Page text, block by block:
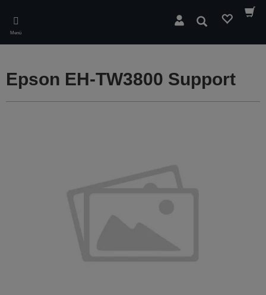
main
content
Menü
Suchen
Epson EH-TW3800 Support